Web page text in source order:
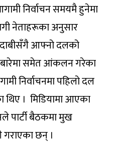
निर्वाचन समयमै हुनेमा
नेताहरूका अनुसार
आफ्नो दलको
बारेमा समेत आंकलन गरेका
निर्वाचनमा पहिलो दल
। मिडियामा आएका
पार्टी बैठकमा मुख
छन् ।